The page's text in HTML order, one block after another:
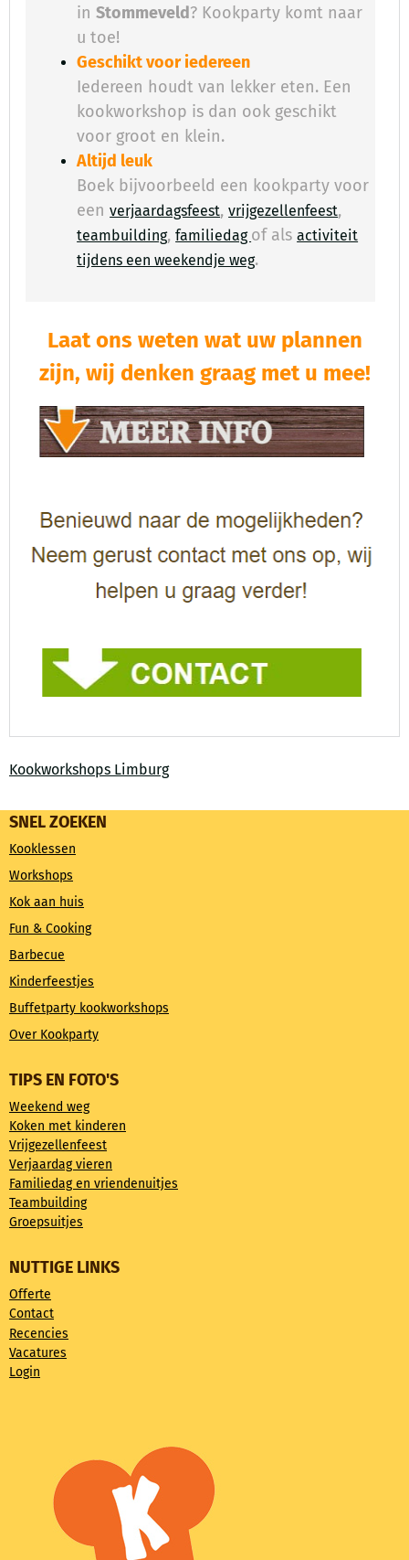
inStommeveld? Kookparty komt naar
u toe!
Geschikt voor iedereen
Iedereen houdt van lekker eten. Een
kookworkshop is dan ook geschikt
voor groot en klein.
Altijd leuk
Boek bijvoorbeeld een kookparty voor
eenverjaardagsfeest,vrijgezellenfeest,
teambuilding,familiedag of alsactiviteit
tijdens een weekendje weg.
Laat ons weten wat uw plannen
zijn, wij denken graag met u mee!​
Kookworkshops Limburg
SNEL ZOEKEN
Kooklessen
Workshops
Kok aan huis
Fun & Cooking
Barbecue
Kinderfeestjes
Buffetparty kookworkshops
Over Kookparty
TIPS EN FOTO'S
Weekend weg
Koken met kinderen
Vrijgezellenfeest
Verjaardag vieren
Familiedag en vriendenuitjes
Teambuilding
Groepsuitjes
NUTTIGE LINKS
Offerte
Contact
Recencies
Vacatures
Login